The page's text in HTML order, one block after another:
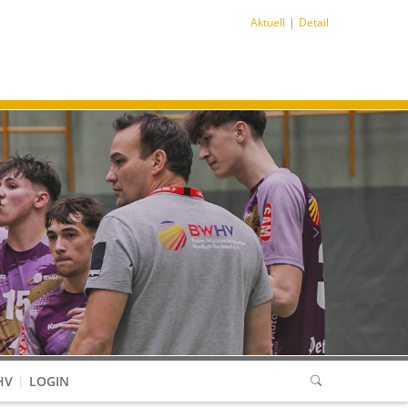
Aktuell Detail
Next
LOGIN